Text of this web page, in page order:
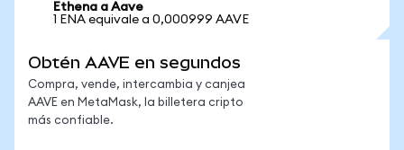
Ethena a Aave
1 ENA equivale a 0,000999 AAVE
Obtén AAVE en segundos
Compra, vende, intercambia y canjea
AAVE en MetaMask, la billetera cripto
más confiable.